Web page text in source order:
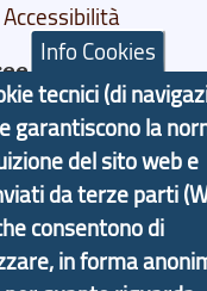
Interne
territoriale e
si è
nazionale Aree
Info Cookies
tecnici (di
garantiscono la
del sito web e
da terze parti
consentono di
in forma